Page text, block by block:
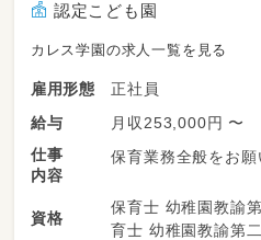
認定こども園
カレス学園の求人一覧を見る
雇用形態
正社員
給与
月収253,000円 〜
仕事
内容
保育業務全般をお
資格
保育士 幼稚園教諭第一種 幼稚園教諭第二種 保
育士 幼稚園教諭第